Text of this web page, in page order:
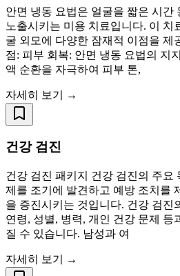
안면 냉동 요법은 얼굴을 짧은 시간
노출시키는 미용 치료입니다. 이 치
굴 외모에 다양한 잠재적 이점을 제
점: 피부 회복: 안면 냉동 요법의 지
액 순환을 자극하여 피부 톤,
자세히 보기 →
건강 검진
건강 검진 패키지 건강 검진의 주요
제를 조기에 발견하고 예방 조치를
을 증진시키는 것입니다. 건강 검진
연령, 성별, 병력, 개인 건강 문제 등
질 수 있습니다. 남성과 여
자세히 보기 →